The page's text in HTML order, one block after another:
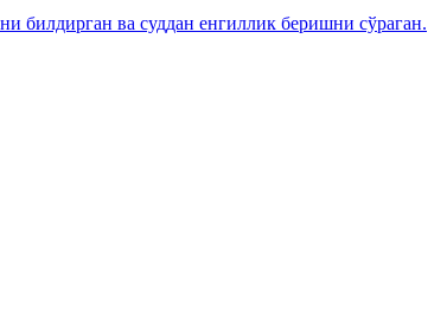
билдирган ва суддан енгиллик беришни сўраган.